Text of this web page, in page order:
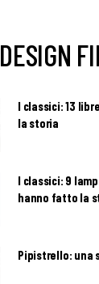
DESIGN
I classici: 13
la storia
I classici: 9
hanno fatto la
Pipistrello: una